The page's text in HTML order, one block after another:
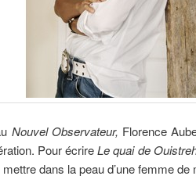
Nouvel Observateur, Florence
Pour écrireLe quai de
dans la peau d’une femme